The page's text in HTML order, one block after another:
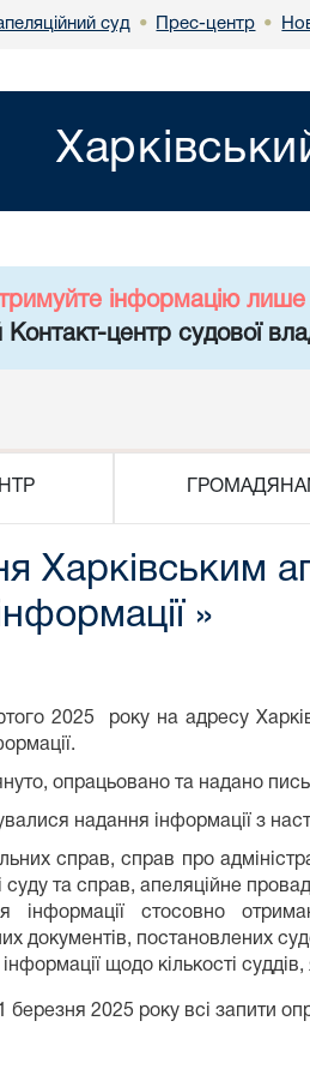
суд • Прес-центр •
інформацію лише
центр судової
Харківським
»
2025 року на адресу
опрацьовано та надано
надання інформації з
справ, справ про
суду та справ, апеляційне
інформації стосовно
документів, постановлених
щодо кількості
березня 2025 року всі запити